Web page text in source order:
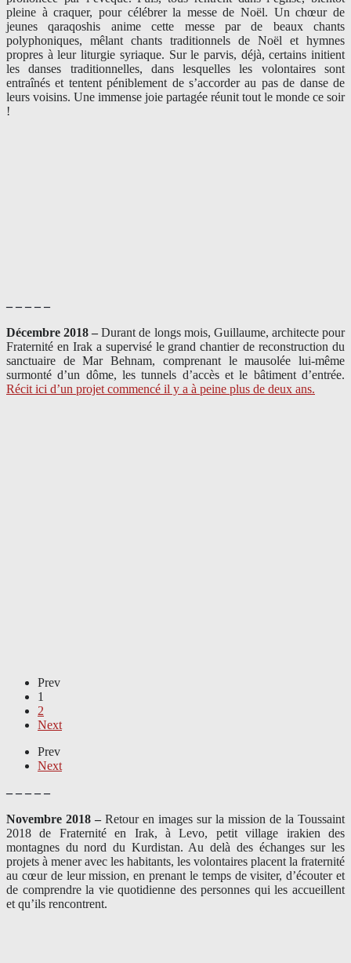
pleine à craquer, pour célébrer la messe de Noël. Un chœur de
jeunes qaraqoshis anime cette messe par de beaux chants
polyphoniques, mêlant chants traditionnels de Noël et hymnes
propres à leur liturgie syriaque. Sur le parvis, déjà, certains initient
les danses traditionnelles, dans lesquelles les volontaires sont
entraînés et tentent péniblement de s’accorder au pas de danse de
leurs voisins. Une immense joie partagée réunit tout le monde ce soir
!
– – – – –
Décembre 2018 –Durant de longs mois, Guillaume, architecte pour
Fraternité en Irak a supervisé le grand chantier de reconstruction du
sanctuaire de Mar Behnam, comprenant le mausolée lui-même
surmonté d’un dôme, les tunnels d’accès et le bâtiment d’entrée.
Récit ici d’un projet commencé il y a à peine plus de deux ans.
Prev
1
2
Next
Prev
Next
– – – – –
Novembre 2018 – Retour en images sur la mission de la Toussaint
2018 de Fraternité en Irak, à Levo, petit village irakien des
montagnes du nord du Kurdistan. Au delà des échanges sur les
projets à mener avec les habitants, les volontaires placent la fraternité
au cœur de leur mission, en prenant le temps de visiter, d’écouter et
de comprendre la vie quotidienne des personnes qui les accueillent
et qu’ils rencontrent.